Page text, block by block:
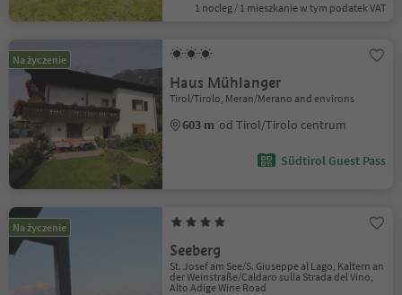
1 nocleg / 1 mieszkanie w tym podatek VAT
Na życzenie
Haus Mühlanger
Tirol/Tirolo, Meran/Merano and environs
603 m od Tirol/Tirolo centrum
Südtirol Guest Pass
Na życzenie
Seeberg
St. Josef am See/S. Giuseppe al Lago, Kaltern an
der Weinstraße/Caldaro sulla Strada del Vino,
Alto Adige Wine Road